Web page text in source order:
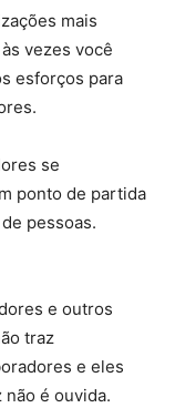
mais
vezes você
esforços para
se
ponto de partida
pessoas.
e outros
traz
e eles
é ouvida.